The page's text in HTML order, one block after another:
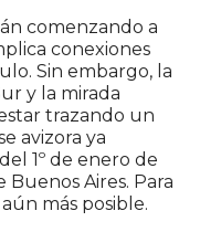
comenzando a
conexiones
Sin embargo, la
y la mirada
trazando un
avizora ya
1º de enero de
Aires. Para
más posible.